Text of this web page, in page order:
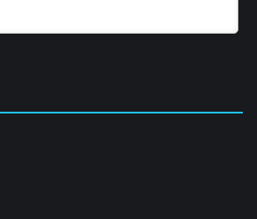
32 33
38 39